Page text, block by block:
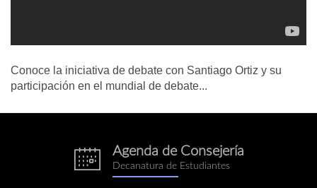
Conoce la iniciativa de debate con Santiago Ortiz y su
participación en el mundial de debate...
eventos.png
Agenda de Consejería
Decanatura de Estudiantes